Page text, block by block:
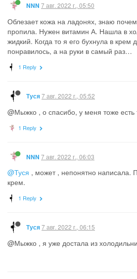
NNN 7 авг. 2022 г., 05:50
Облезает кожа на ладонях, знаю
пропила. Нужен витамин А. Нашла в
жидкий. Когда то я его бухнула в крем
понравилось, а на руки в самый раз…
1 Reply
Туся7 авг. 2022 г., 05:52
@Мыжко , о спасибо, у меня тоже есть
1 Reply
NNN 7 авг. 2022 г., 06:03
@Туся , может , непонятно написала.
крем.
1 Reply
Туся7 авг. 2022 г., 06:15
@Мыжко , я уже достала из